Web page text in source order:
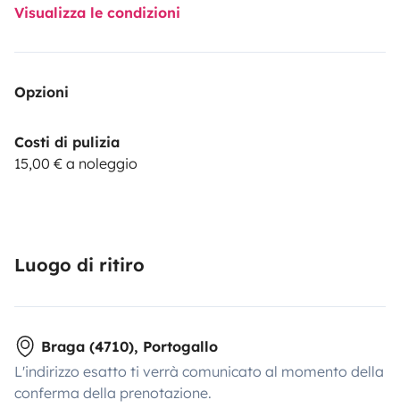
Visualizza le condizioni
Opzioni
Costi di pulizia
15,00 € a noleggio
Luogo di ritiro
Braga (4710), Portogallo
L'indirizzo esatto ti verrà comunicato al momento della
conferma della prenotazione.